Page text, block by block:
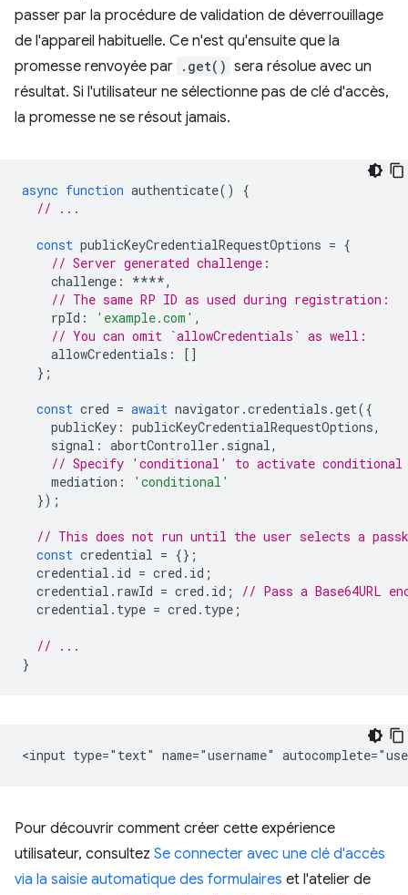
passer par la procédure de validation de déverrouillage
de l'appareil habituelle. Ce n'est qu'ensuite que la
promesse renvoyée par .get() sera résolue avec un
résultat. Si l'utilisateur ne sélectionne pas de clé d'accès,
la promesse ne se résout jamais.
async function authenticate()
{
// ...
const publicKeyCredentialRequestOptions = {
// Server generated challenge:
challenge : ****,
// The same RP ID as used during registration:
rpId : 'example.com' ,
// You can omit `allowCredentials` as well:
allowCredentials :
[]
};
const cred = await navigator .credentials .get({
publicKey : publicKeyCredentialRequestOptions,
signal : abortController . signal,
// Specify 'conditional' to activate conditional
mediation :
'conditional'
});
// This does not run until the user selects a
const credential = {};
credential . id = cred . id ;
credential . rawId = cred . id ;
// Pass a Base64URL
credential . type = cred . type ;
// ...
}
Pour découvrir comment créer cette expérience
utilisateur, consultez Se connecter avec une clé d'accès
via la saisie automatique des formulaires et l'atelier de